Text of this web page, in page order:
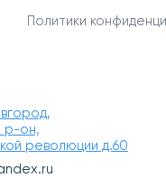
Политики
р-он,
революции д.60